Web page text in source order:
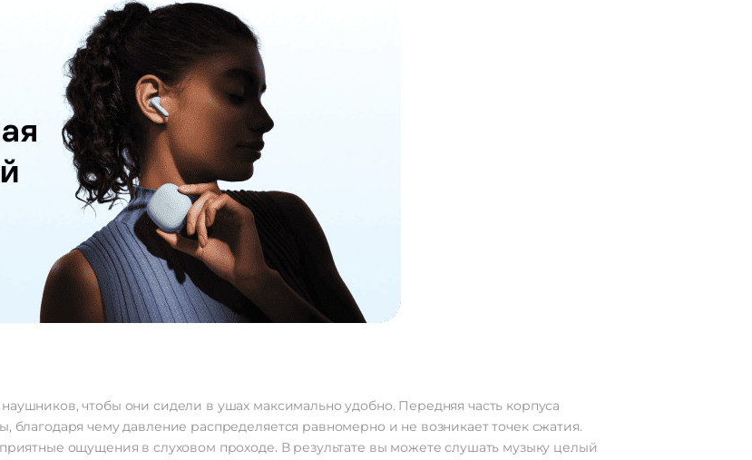
чтобы они сидели в ушах максимально удобно. Передняя часть корпуса
благодаря чему давление распределяется равномерно и не возникает точек сжатия.
ощущения в слуховом проходе. В результате вы можете слушать музыку целый